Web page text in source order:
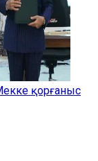
қорғаныс